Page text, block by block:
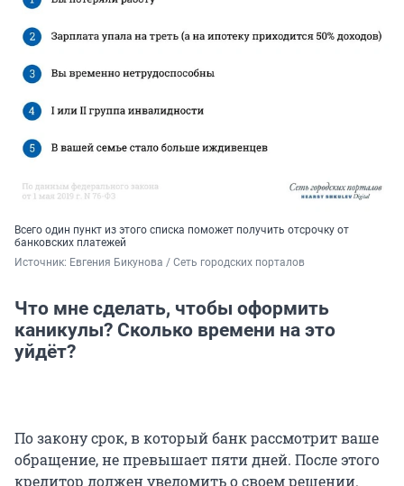
Всего один пункт из этого списка поможет получить отсрочку от
банковских платежей
Источник: Евгения Бикунова / Сеть городских порталов
Что мне сделать, чтобы оформить
каникулы? Сколько времени на это
уйдёт?
По закону срок, в который банк рассмотрит ваше
обращение, не превышает пяти дней. После этого
кредитор должен уведомить о своем решении.